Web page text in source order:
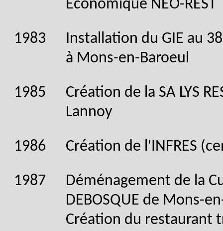
Économique NEO-REST
1983
Installation du GIE au
à Mons-en-Baroeul
1985
Création de la SA LYS
Lannoy
1986 Création de l'INFRES
1987
Déménagement de la
DEBOSQUE de Mons-
Création du restaurant